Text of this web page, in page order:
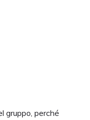
gruppo, perché